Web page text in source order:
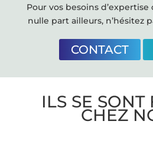
Pour vos besoins
nulle part ailleurs, n’hésitez
CONTACT
ILS SE SONT
CHEZ